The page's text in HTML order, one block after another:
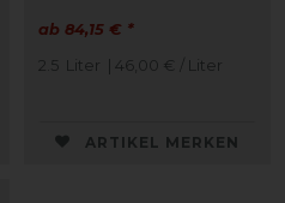
ab 84,15 € *
2.5 Liter | 46,00 € / Liter
ARTIKEL MERKEN